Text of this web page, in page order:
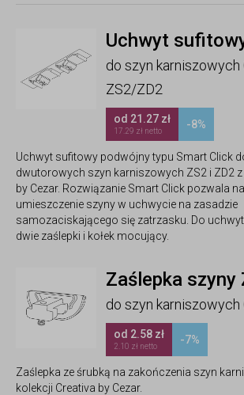
Uchwyt
do szyn karniszowych
ZS2/ZD2
od 21.27 zł
17.29 zł netto
-8%
Uchwyt sufitowy podwójny typu Smart Click
dwutorowych szyn karniszowych ZS2 i ZD2 z
by Cezar. Rozwiązanie Smart Click pozwala
umieszczenie szyny w uchwycie na zasadzie
samozaciskającego się zatrzasku. Do
dwie zaślepki i kołek mocujący.
Zaślepka szyny
do szyn karniszowych
od 2.58 zł
2.10 zł netto
-7%
Zaślepka ze śrubką na zakończenia szyn
kolekcji Creativa by Cezar.